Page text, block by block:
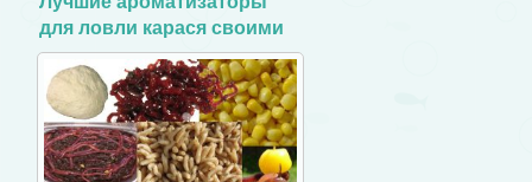
для ловли карася своими
руками